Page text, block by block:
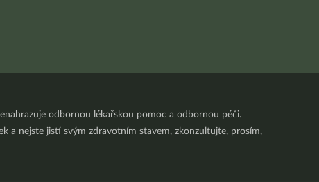
odbornou lékařskou pomoc a odbornou péči.
a nejste jistí svým zdravotním stavem, zkonzultujte, prosím,